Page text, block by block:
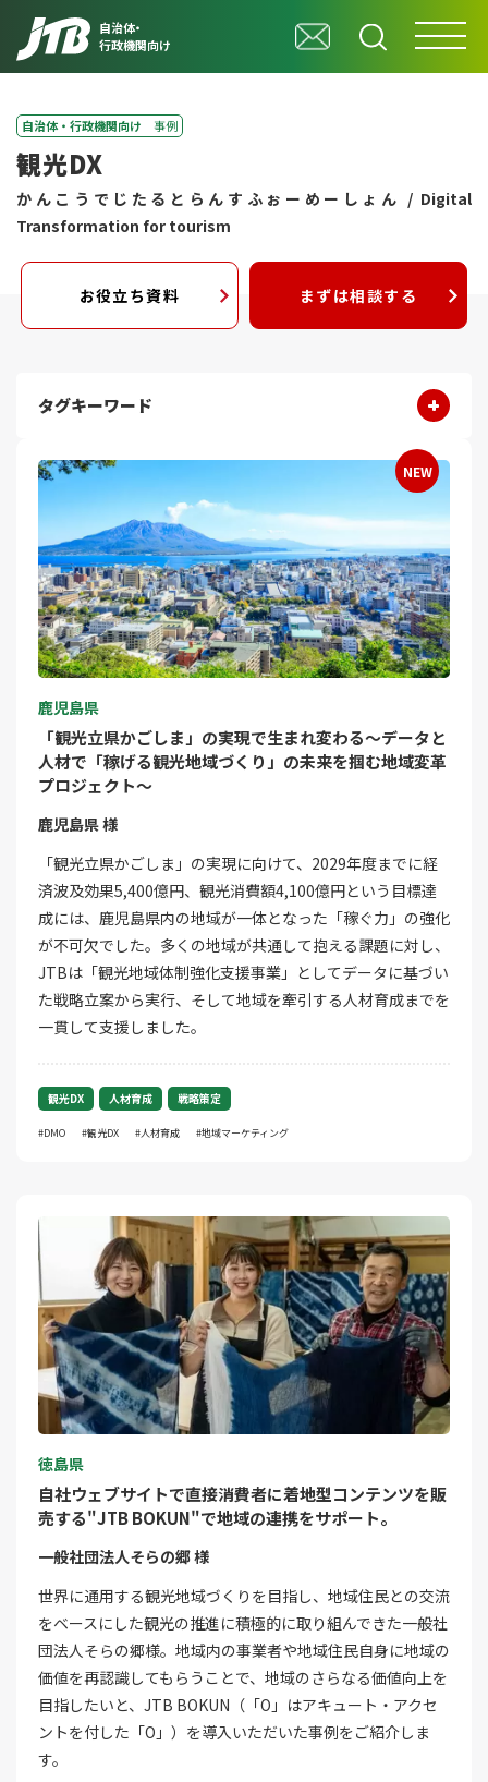
自治体・
行政機関向け
自治体・行政機関向け 事例
観光DX
かんこうでじたるとらんすふぉーめーしょん / Digital
Transformation for tourism
お役立ち資料 まずは相談する
タグキーワード
鹿児島県
「観光立県かごしま」の実現で生まれ変わる～データと
人材で「稼げる観光地域づくり」の未来を掴む地域変革
プロジェクト～
鹿児島県 様
「観光立県かごしま」の実現に向けて、2029年度までに経
済波及効果5,400億円、観光消費額4,100億円という目標達
成には、鹿児島県内の地域が一体となった「稼ぐ力」の強化
が不可欠でした。多くの地域が共通して抱える課題に対し、
JTBは「観光地域体制強化支援事業」としてデータに基づい
た戦略立案から実行、そして地域を牽引する人材育成までを
一貫して支援しました。
観光DX 人材育成 戦略策定
DMO 観光DX 人材育成 地域マーケティング
徳島県
自社ウェブサイトで直接消費者に着地型コンテンツを販
売する"JTB BOKUN"で地域の連携をサポート。
一般社団法人そらの郷 様
世界に通用する観光地域づくりを目指し、地域住民との交流
をベースにした観光の推進に積極的に取り組んできた一般社
団法人そらの郷様。地域内の事業者や地域住民自身に地域の
価値を再認識してもらうことで、地域のさらなる価値向上を
目指したいと、JTB BOKUN（「O」はアキュート・アクセ
ントを付した「O」）を導入いただいた事例をご紹介しま
す。